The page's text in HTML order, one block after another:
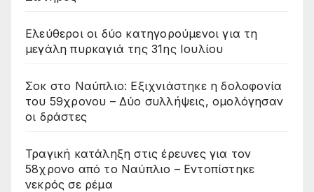
Ελεύθεροι οι δύο κατηγορούμενοι για τη
μεγάλη πυρκαγιά της 31ης Ιουλίου
Σοκ στο Ναύπλιο: Εξιχνιάστηκε η δολοφονία
του 59χρονου – Δύο συλλήψεις, ομολόγησαν
οι δράστες
Τραγική κατάληξη στις έρευνες για τον
58χρονο από το Ναύπλιο – Εντοπίστηκε
νεκρός σε ρέμα